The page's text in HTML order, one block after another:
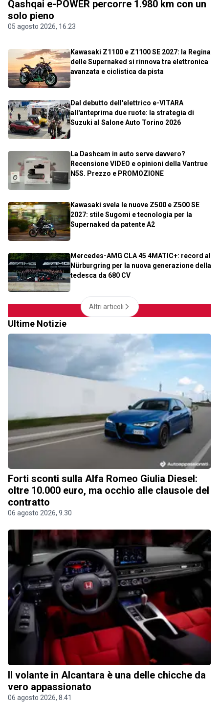
Qashqai e-POWER percorre 1.980 km con un
solo pieno
05 agosto 2026, 16.23
Kawasaki Z1100 e Z1100 SE 2027: la Regina
delle Supernaked si rinnova tra elettronica
avanzata e ciclistica da pista
Dal debutto dell'elettrico e-VITARA
all'anteprima due ruote: la strategia di
Suzuki al Salone Auto Torino 2026
La Dashcam in auto serve davvero?
Recensione VIDEO e opinioni della Vantrue
N5S. Prezzo e PROMOZIONE
Kawasaki svela le nuove Z500 e Z500 SE
2027: stile Sugomi e tecnologia per la
Supernaked da patente A2
Mercedes-AMG CLA 45 4MATIC+: record al
Nürburgring per la nuova generazione della
tedesca da 680 CV
Altri articoli
Ultime Notizie
Forti sconti sulla Alfa Romeo Giulia Diesel:
oltre 10.000 euro, ma occhio alle clausole del
contratto
06 agosto 2026, 9.30
Il volante in Alcantara è una delle chicche da
vero appassionato
06 agosto 2026, 8.41